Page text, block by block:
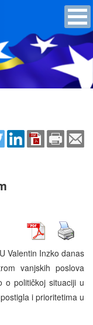
Valentin Inzko danas
vanjskih poslova
o političkoj situaciji u
i prioritetima u